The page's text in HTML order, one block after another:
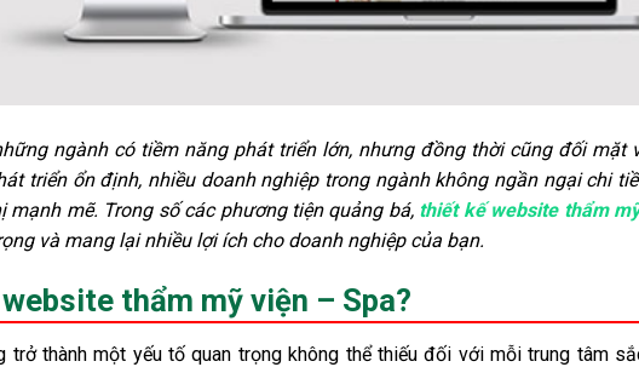
ngành có tiềm năng phát triển lớn, nhưng đồng thời cũng đối mặt
triển ổn định, nhiều doanh nghiệp trong ngành không ngần ngại chi
mẽ. Trong số các phương tiện quảng bá,thiết kế website thẩm
và mang lại nhiều lợi ích cho doanh nghiệp của bạn.
thẩm mỹ viện – Spa?
trở thành một yếu tố quan trọng không thể thiếu đối với mỗi trung tâm